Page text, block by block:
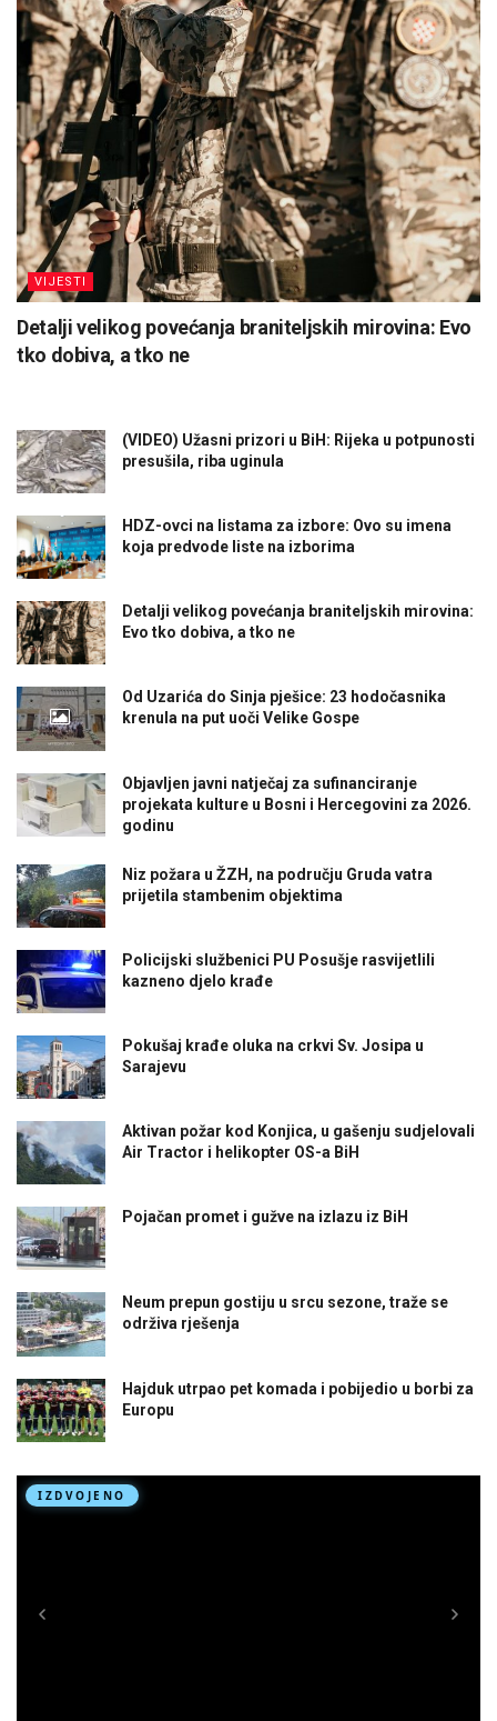
VIJESTI
Detalji velikog povećanja braniteljskih mirovina: Evo
tko dobiva, a tko ne
(VIDEO) Užasni prizori u BiH: Rijeka u potpunosti
presušila, riba uginula
HDZ-ovci na listama za izbore: Ovo su imena
koja predvode liste na izborima
Detalji velikog povećanja braniteljskih mirovina:
Evo tko dobiva, a tko ne
Od Uzarića do Sinja pješice: 23 hodočasnika
krenula na put uoči Velike Gospe
Objavljen javni natječaj za sufinanciranje
projekata kulture u Bosni i Hercegovini za 2026.
godinu
Niz požara u ŽZH, na području Gruda vatra
prijetila stambenim objektima
Policijski službenici PU Posušje rasvijetlili
kazneno djelo krađe
Pokušaj krađe oluka na crkvi Sv. Josipa u
Sarajevu
Aktivan požar kod Konjica, u gašenju sudjelovali
Air Tractor i helikopter OS-a BiH
Pojačan promet i gužve na izlazu iz BiH
Neum prepun gostiju u srcu sezone, traže se
održiva rješenja
Hajduk utrpao pet komada i pobijedio u borbi za
Europu